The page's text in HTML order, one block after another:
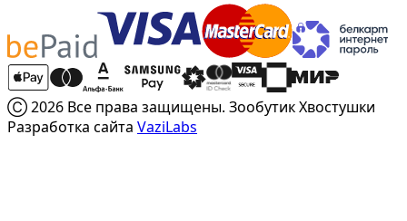
Ⓒ 2026 Все права защищены. Зообутик Хвостушки
Разработка сайта VaziLabs